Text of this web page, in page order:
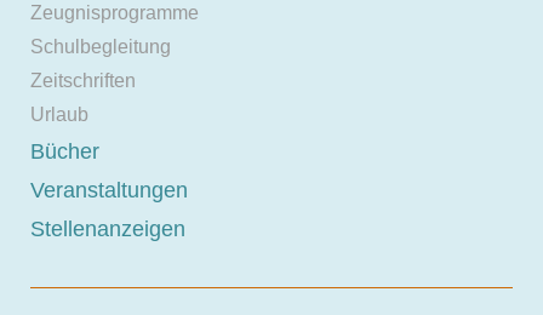
Zeugnisprogramme
Schulbegleitung
Zeitschriften
Urlaub
Bücher
Veranstaltungen
Stellenanzeigen